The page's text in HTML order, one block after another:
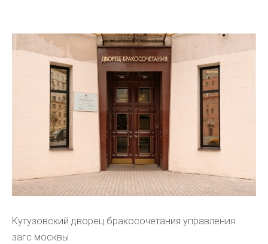
Кутузовский дворец бракосочетания управления
загс москвы